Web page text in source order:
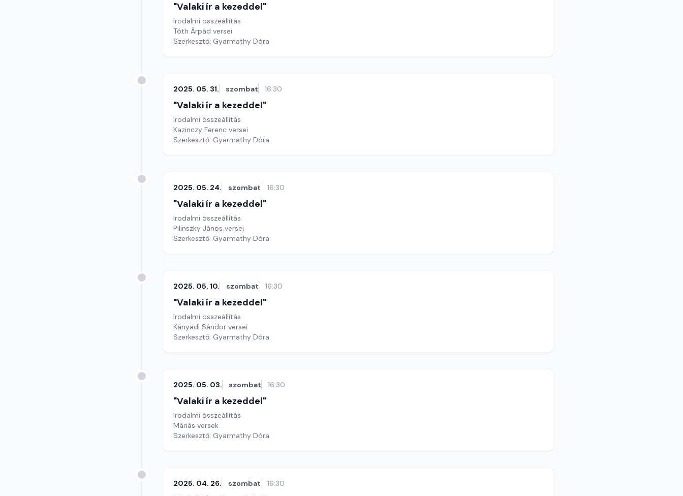
"Valaki ír a kezeddel"
Irodalmi összeállítás
Tóth Árpád versei
Szerkesztő: Gyarmathy Dóra
2025. 05. 31. szombat 16:30
"Valaki ír a kezeddel"
Irodalmi összeállítás
Kazinczy Ferenc versei
Szerkesztő: Gyarmathy Dóra
2025. 05. 24. szombat 16:30
"Valaki ír a kezeddel"
Irodalmi összeállítás
Pilinszky János versei
Szerkesztő: Gyarmathy Dóra
2025. 05. 10. szombat 16:30
"Valaki ír a kezeddel"
Irodalmi összeállítás
Kányádi Sándor versei
Szerkesztő: Gyarmathy Dóra
2025. 05. 03. szombat 16:30
"Valaki ír a kezeddel"
Irodalmi összeállítás
Máriás versek
Szerkesztő: Gyarmathy Dóra
2025. 04. 26. szombat 16:30